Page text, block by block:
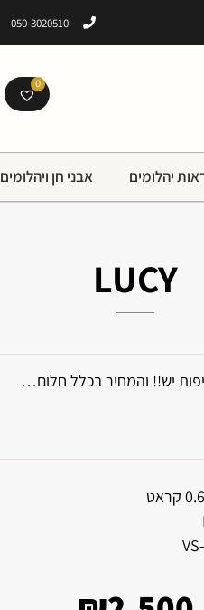
050-3020510
0
יהלומים אבני חן ויהלומים
LUCY
יש!! והמחיר בכלל חלום…
קראט